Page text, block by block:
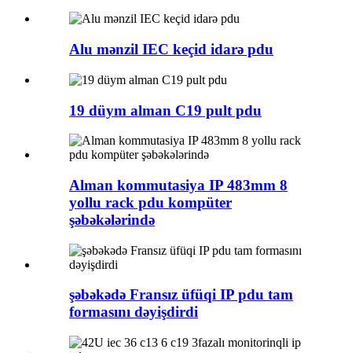
Alu mənzil IEC keçid idarə pdu
19 düym alman C19 pult pdu
Alman kommutasiya IP 483mm 8
yollu rack pdu kompüter
şəbəkələrində
şəbəkədə Fransız üfüqi IP pdu tam
formasını dəyişdirdi